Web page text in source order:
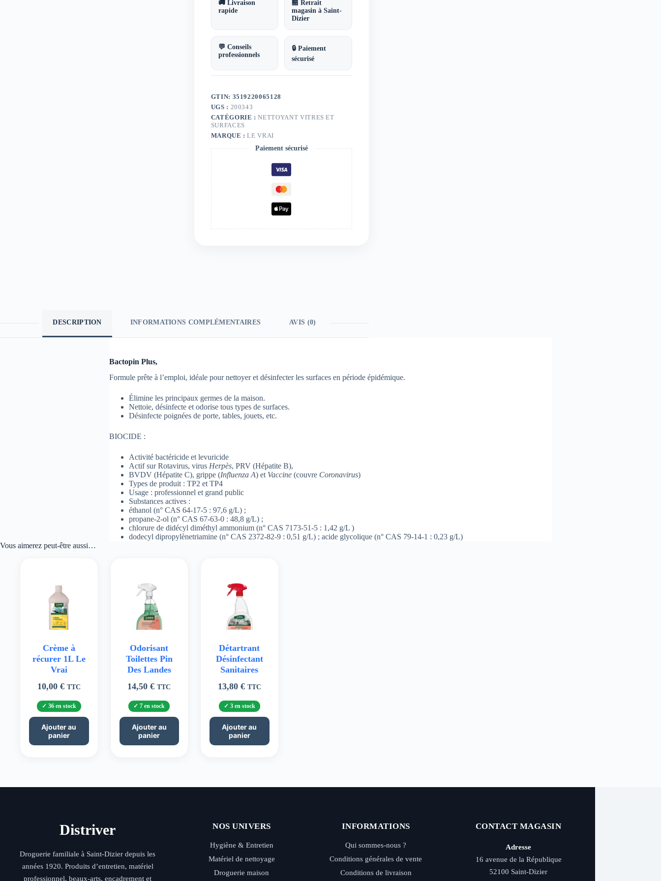
🚚 Livraison
rapide
🏪 Retrait
magasin à Saint-
Dizier
💬 Conseils
professionnels
🔒 Paiement
sécurisé
GTIN: 3519220065128
UGS : 200343
CATÉGORIE :NETTOYANT VITRES ET
SURFACES
MARQUE :LE VRAI
Paiement sécurisé
DESCRIPTION INFORMATIONS COMPLÉMENTAIRES AVIS (0)
Bactopin Plus,
Formule prête à l’emploi, idéale pour nettoyer et désinfecter les surfaces en période épidémique.
Élimine les principaux germes de la maison.
Nettoie, désinfecte et odorise tous types de surfaces.
Désinfecte poignées de porte, tables, jouets, etc.
BIOCIDE :
Activité bactéricide et levuricide
Actif sur Rotavirus, virus Herpès, PRV (Hépatite B),
BVDV (Hépatite C), grippe (Influenza A) et Vaccine (couvre Coronavirus)
Types de produit : TP2 et TP4
Usage : professionnel et grand public
Substances actives :
éthanol (n° CAS 64-17-5 : 97,6 g/L) ;
propane-2-ol (n° CAS 67-63-0 : 48,8 g/L) ;
chlorure de didécyl diméthyl ammonium (n° CAS 7173-51-5 : 1,42 g/L )
dodecyl dipropylènetriamine (n° CAS 2372-82-9 : 0,51 g/L) ; acide glycolique (n° CAS 79-14-1 : 0,23 g/L)
Vous aimerez peut-être aussi…
Crème à
récurer 1L Le
Vrai
10,00 € TTC
36 en stock
Ajouter au
panier
Odorisant
Toilettes Pin
Des Landes
14,50€ TTC
7 en stock
Ajouter au
panier
Détartrant
Désinfectant
Sanitaires
13,80 € TTC
3 en stock
Ajouter au
panier
Distriver
Droguerie familiale à Saint-Dizier depuis les
années 1920. Produits d’entretien, matériel
professionnel, beaux-arts, encadrement et
NOS UNIVERS
Hygiène & Entretien
Matériel de nettoyage
Droguerie maison
INFORMATIONS
Qui sommes-nous ?
Conditions générales de vente
Conditions de livraison
CONTACT MAGASIN
Adresse
16 avenue de la République
52100 Saint-Dizier